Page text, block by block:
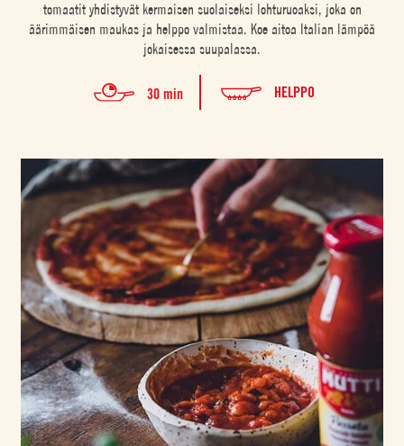
tomaatit yhdistyvät kermaisen suolaiseksi lohturuoaksi, joka on
äärimmäisen maukas ja helppo valmistaa. Koe aitoa Italian lämpöä
jokaisessa suupalassa.
30 min HELPPO